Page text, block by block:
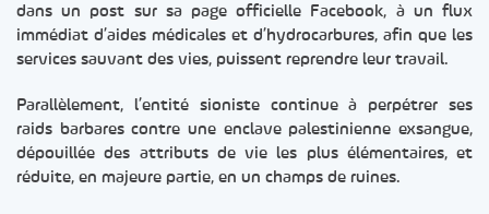
dans un post sur sa page officielle Facebook, à un flux
immédiat d’aides médicales et d’hydrocarbures, afin que les
services sauvant des vies, puissent reprendre leur travail.
Parallèlement, l’entité sioniste continue à perpétrer ses
raids barbares contre une enclave palestinienne exsangue,
dépouillée des attributs de vie les plus élémentaires, et
réduite, en majeure partie, en un champs de ruines.